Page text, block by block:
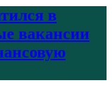
в
вакансии